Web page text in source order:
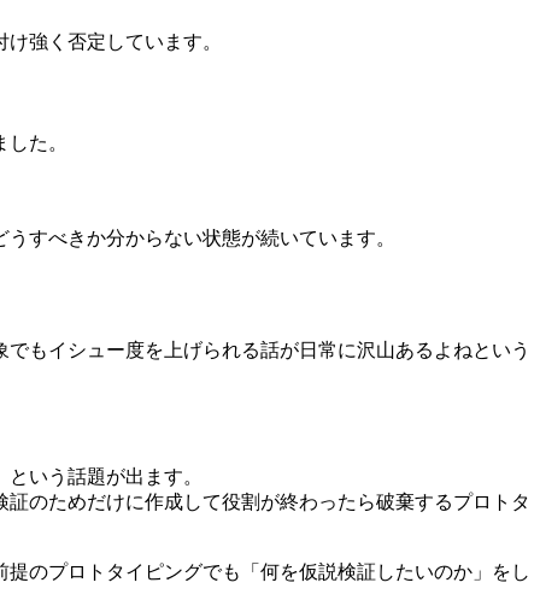
強く否定しています。
た。
すべきか分からない状態が続いています。
もイシュー度を上げられる話が日常に沢山あるよねという
いう話題が出ます。
のためだけに作成して役割が終わったら破棄するプロトタ
のプロトタイピングでも「何を仮説検証したいのか」をし